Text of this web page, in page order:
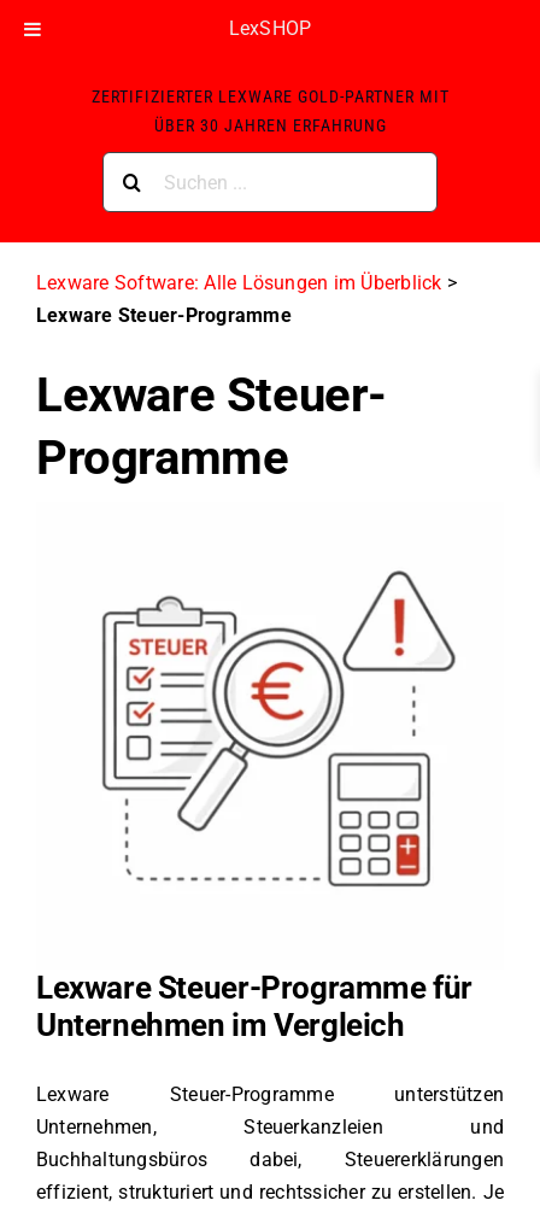
LexSHOP
ZERTIFIZIERTER LEXWARE GOLD-PARTNER MIT
ÜBER 30 JAHREN ERFAHRUNG
nach:
Lexware Software: Alle Lösungen im Überblick >
Lexware Steuer-Programme
Lexware Steuer-
Programme
Lexware Steuer-Programme für
Unternehmen im Vergleich
Lexware Steuer-Programme unterstützen
Unternehmen, Steuerkanzleien und
Buchhaltungsbüros dabei, Steuererklärungen
effizient, strukturiert und rechtssicher zu erstellen. Je